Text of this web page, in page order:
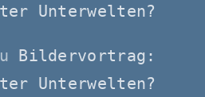
Unterwelten?
Bildervortrag:
Unterwelten?